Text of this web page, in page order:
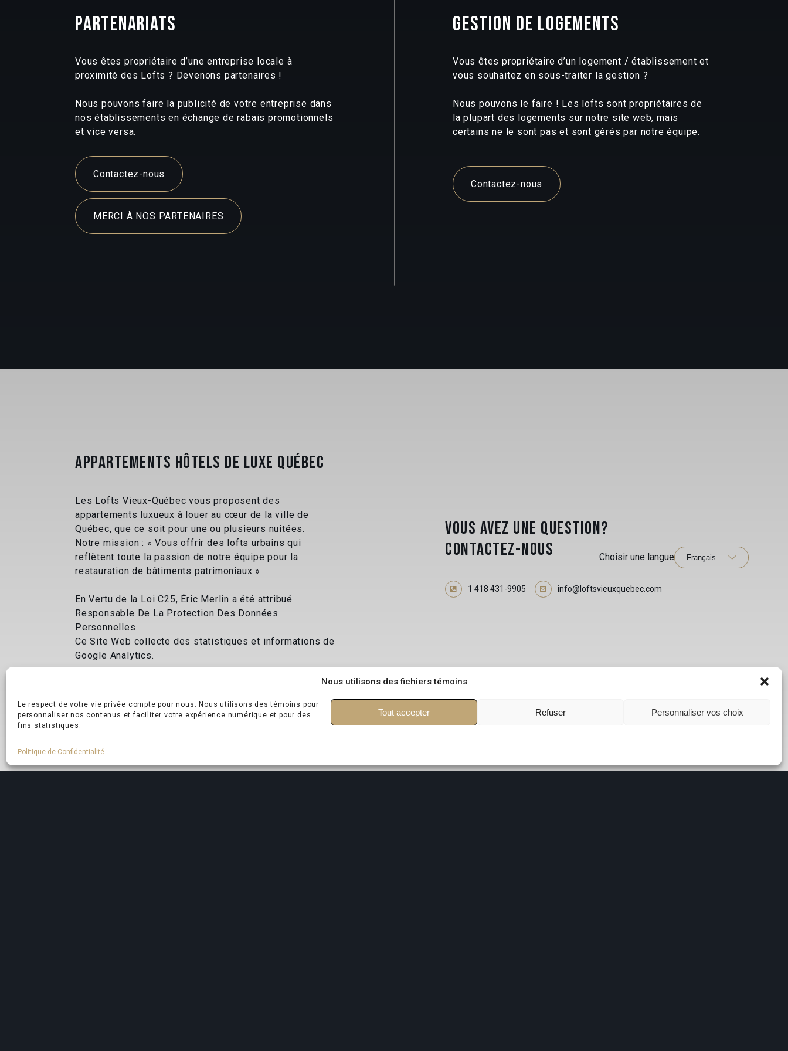
Nous utilisons des fichiers témoins
Le respect de votre vie privée compte pour nous. Nous utilisons des témoins pour
personnaliser nos contenus et faciliter votre expérience numérique et pour des
fins statistiques.
Tout accepter Refuser Personnaliser vos choix
Politique de Confidentialité
PARTENARIATS
Vous êtes propriétaire d’une entreprise locale à
proximité des Lofts ? Devenons partenaires !
Nous pouvons faire la publicité de votre entreprise dans
nos établissements en échange de rabais promotionnels
et vice versa.
Contactez-nous
MERCI À NOS PARTENAIRES
GESTION DE LOGEMENTS
Vous êtes propriétaire d’un logement / établissement et
vous souhaitez en sous-traiter la gestion ?
Nous pouvons le faire ! Les lofts sont propriétaires de
la plupart des logements sur notre site web, mais
certains ne le sont pas et sont gérés par notre équipe.
Contactez-nous
APPARTEMENTS HÔTELS DE LUXE QUÉBEC
Les Lofts Vieux-Québec vous proposent des
appartements luxueux à louer au cœur de la ville de
Québec, que ce soit pour une ou plusieurs nuitées.
Notre mission : « Vous offrir des lofts urbains qui
reflètent toute la passion de notre équipe pour la
restauration de bâtiments patrimoniaux »
En Vertu de la Loi C25, Éric Merlin a été attribué
Responsable De La Protection Des Données
Personnelles.
Ce Site Web collecte des statistiques et informations de
Google Analytics.
VOUS AVEZ UNE QUESTION?
CONTACTEZ-NOUS
1 418 431-9905 info@loftsvieuxquebec.com
Choisir une langue
Conditions de vente